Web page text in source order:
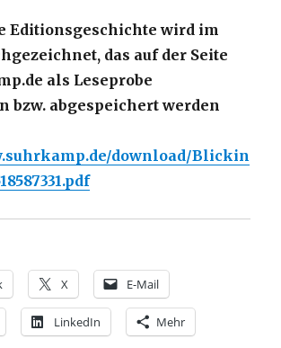
Editionsgeschichte wird im
das auf der Seite
als Leseprobe
bzw. abgespeichert werden
download/Blickin
X E-Mail
LinkedIn Mehr